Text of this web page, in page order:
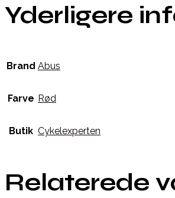
Yderligere
Brand Abus
Farve Rød
Butik Cykelexperten
Relaterede